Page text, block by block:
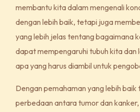
membantu kita dalam mengenali
dengan lebih baik, tetapi juga
yang lebih jelas tentang bagaimana
dapat mempengaruhi tubuh kita dan
apa yang harus diambil untuk
Dengan pemahaman yang lebih baik
perbedaan antara tumor dan